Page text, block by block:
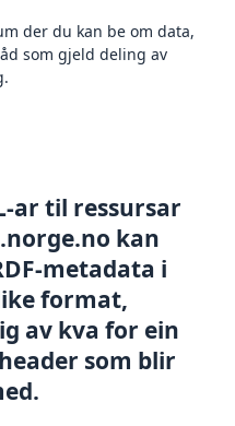
der du kan be om data,
som gjeld deling av
ar til ressursar
kan
metadata i
format,
av kva for ein
som blir